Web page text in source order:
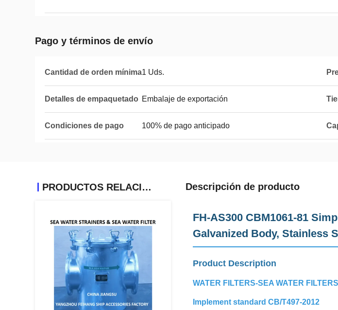
Pago y términos de envío
Cantidad de orden mínima1 Uds.
Detalles de empaquetado Embalaje de exportación
Condiciones de pago 100% de pago anticipado
PRODUCTOS RELACIONADOS Descripción de producto
FH-AS300 CBM1061-81
Galvanized Body, Stainless
Product Description
WATER FILTERS-SEA WATER
Implement standard CB/T497-2012